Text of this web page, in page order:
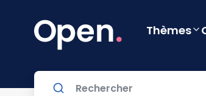
Thèmes